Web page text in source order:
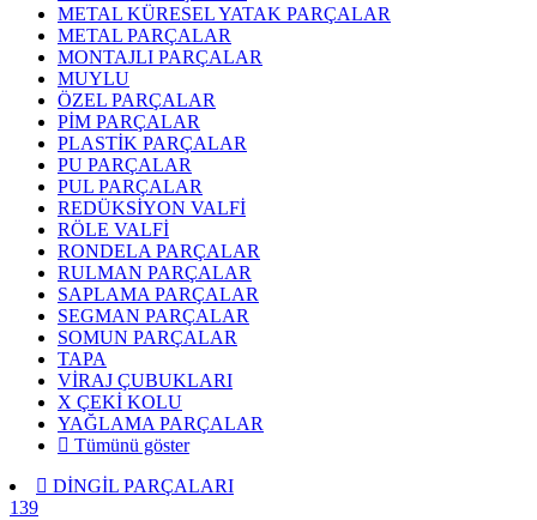
METAL KÜRESEL YATAK PARÇALAR
METAL PARÇALAR
MONTAJLI PARÇALAR
MUYLU
ÖZEL PARÇALAR
PİM PARÇALAR
PLASTİK PARÇALAR
PU PARÇALAR
PUL PARÇALAR
REDÜKSİYON VALFİ
RÖLE VALFİ
RONDELA PARÇALAR
RULMAN PARÇALAR
SAPLAMA PARÇALAR
SEGMAN PARÇALAR
SOMUN PARÇALAR
TAPA
VİRAJ ÇUBUKLARI
X ÇEKİ KOLU
YAĞLAMA PARÇALAR
Tümünü göster
DİNGİL PARÇALARI
139